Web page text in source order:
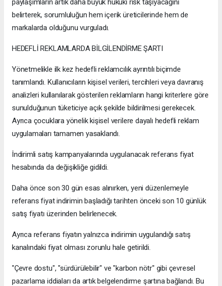
paylaşımların artık daha büyük hukuki risk taşıyacağını
belirterek, sorumluluğun hem içerik üreticilerinde hem de
markalarda olduğunu vurguladı.
HEDEFLİ REKLAMLARDA BİLGİLENDİRME ŞARTI
Yönetmelikle ilk kez hedefli reklamcılık ayrıntılı biçimde
tanımlandı. Kullanıcıların kişisel verileri, tercihleri veya davranış
analizleri kullanılarak gösterilen reklamların hangi kriterlere göre
sunulduğunun tüketiciye açık şekilde bildirilmesi gerekecek.
Ayrıca çocuklara yönelik kişisel verilere dayalı hedefli reklam
uygulamaları tamamen yasaklandı.
İndirimli satış kampanyalarında uygulanacak referans fiyat
hesabında da değişikliğe gidildi.
Daha önce son 30 gün esas alınırken, yeni düzenlemeyle
referans fiyat indirimin başladığı tarihten önceki son 10 günlük
satış fiyatı üzerinden belirlenecek.
Ayrıca referans fiyatın yalnızca indirimin uygulandığı satış
kanalındaki fiyat olması zorunlu hale getirildi.
"Çevre dostu", "sürdürülebilir" ve "karbon nötr" gibi çevresel
pazarlama iddiaları da artık belgelendirme şartına bağlandı. Bu